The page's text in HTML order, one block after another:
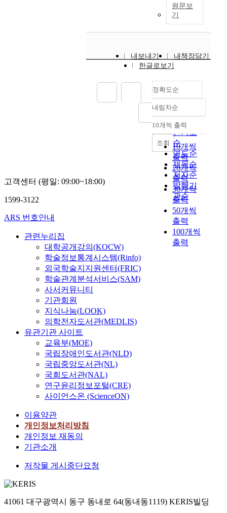
원문보
기
내보내기
내책장담기
한글로보기
정확도순
정확도
순
인기도
순
연도순
제목순
저자순
발행기
관순
내림차순
내림차순
10개씩 출력
10개씩
출력
20개씩
출력
30개씩
출력
50개씩
출력
100개씩
출력
조회
고객센터 (평일: 09:00~18:00)
1599-3122
ARS 번호안내
관련누리집
대학공개강의(KOCW)
학술정보통계시스템(Rinfo)
외국학술지지원센터(FRIC)
학술관계분석서비스(SAM)
사서커뮤니티
기관회원
지식나눔(LOOK)
의학전자도서관(MEDLIS)
유관기관 사이트
교육부(MOE)
국립장애인도서관(NLD)
국립중앙도서관(NL)
국회도서관(NAL)
연구윤리정보포털(CRE)
사이언스온 (ScienceON)
이용약관
개인정보처리방침
개인정보 재동의
기관소개
저작물 게시중단요청
41061 대구광역시 동구 동내로 64(동내동1119) KERIS빌딩